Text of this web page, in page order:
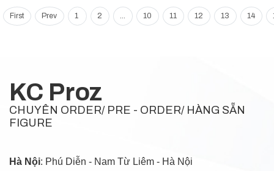
First Prev 1 2 ... 10 11 12 13 14
KC Proz
CHUYÊN ORDER/ PRE - ORDER/ HÀNG SẴN
FIGURE
Hà Nội: Phú Diễn - Nam Từ Liêm - Hà Nội